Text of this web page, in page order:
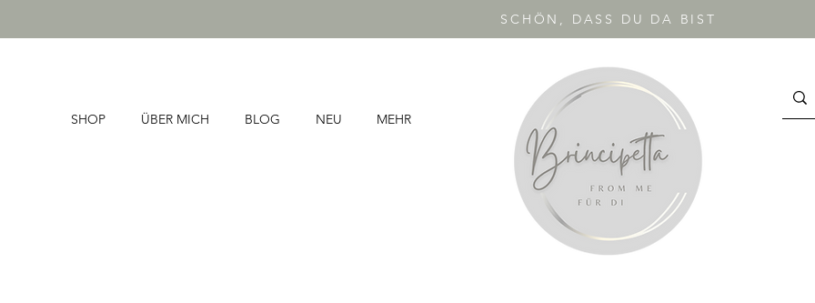
SCHÖN, DASS DU DA BIST
SHOP ÜBER MICH BLOG NEU MEHR